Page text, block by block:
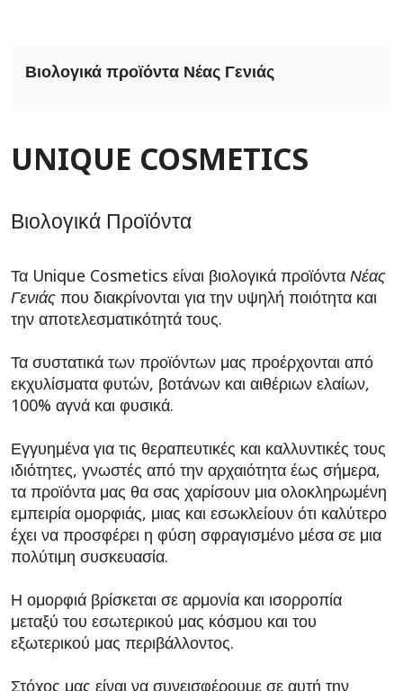
Βιολογικά προϊόντα Νέας Γενιάς
UNIQUE COSMETICS
Βιολογικά Προϊόντα
Τα Unique Cosmetics είναι βιολογικά προϊόντα Νέας
Γενιάς που διακρίνονται για την υψηλή ποιότητα και
την αποτελεσματικότητά τους.
Τα συστατικά των προϊόντων μας προέρχονται από
εκχυλίσματα φυτών, βοτάνων και αιθέριων ελαίων,
100% αγνά και φυσικά.
Εγγυημένα για τις θεραπευτικές και καλλυντικές τους
ιδιότητες, γνωστές από την αρχαιότητα έως σήμερα,
τα προϊόντα μας θα σας χαρίσουν μια ολοκληρωμένη
εμπειρία ομορφιάς, μιας και εσωκλείουν ότι καλύτερο
έχει να προσφέρει η φύση σφραγισμένο μέσα σε μια
πολύτιμη συσκευασία.
Η ομορφιά βρίσκεται σε αρμονία και ισορροπία
μεταξύ του εσωτερικού μας κόσμου και του
εξωτερικού μας περιβάλλοντος.
Στόχος μας είναι να συνεισφέρουμε σε αυτή την